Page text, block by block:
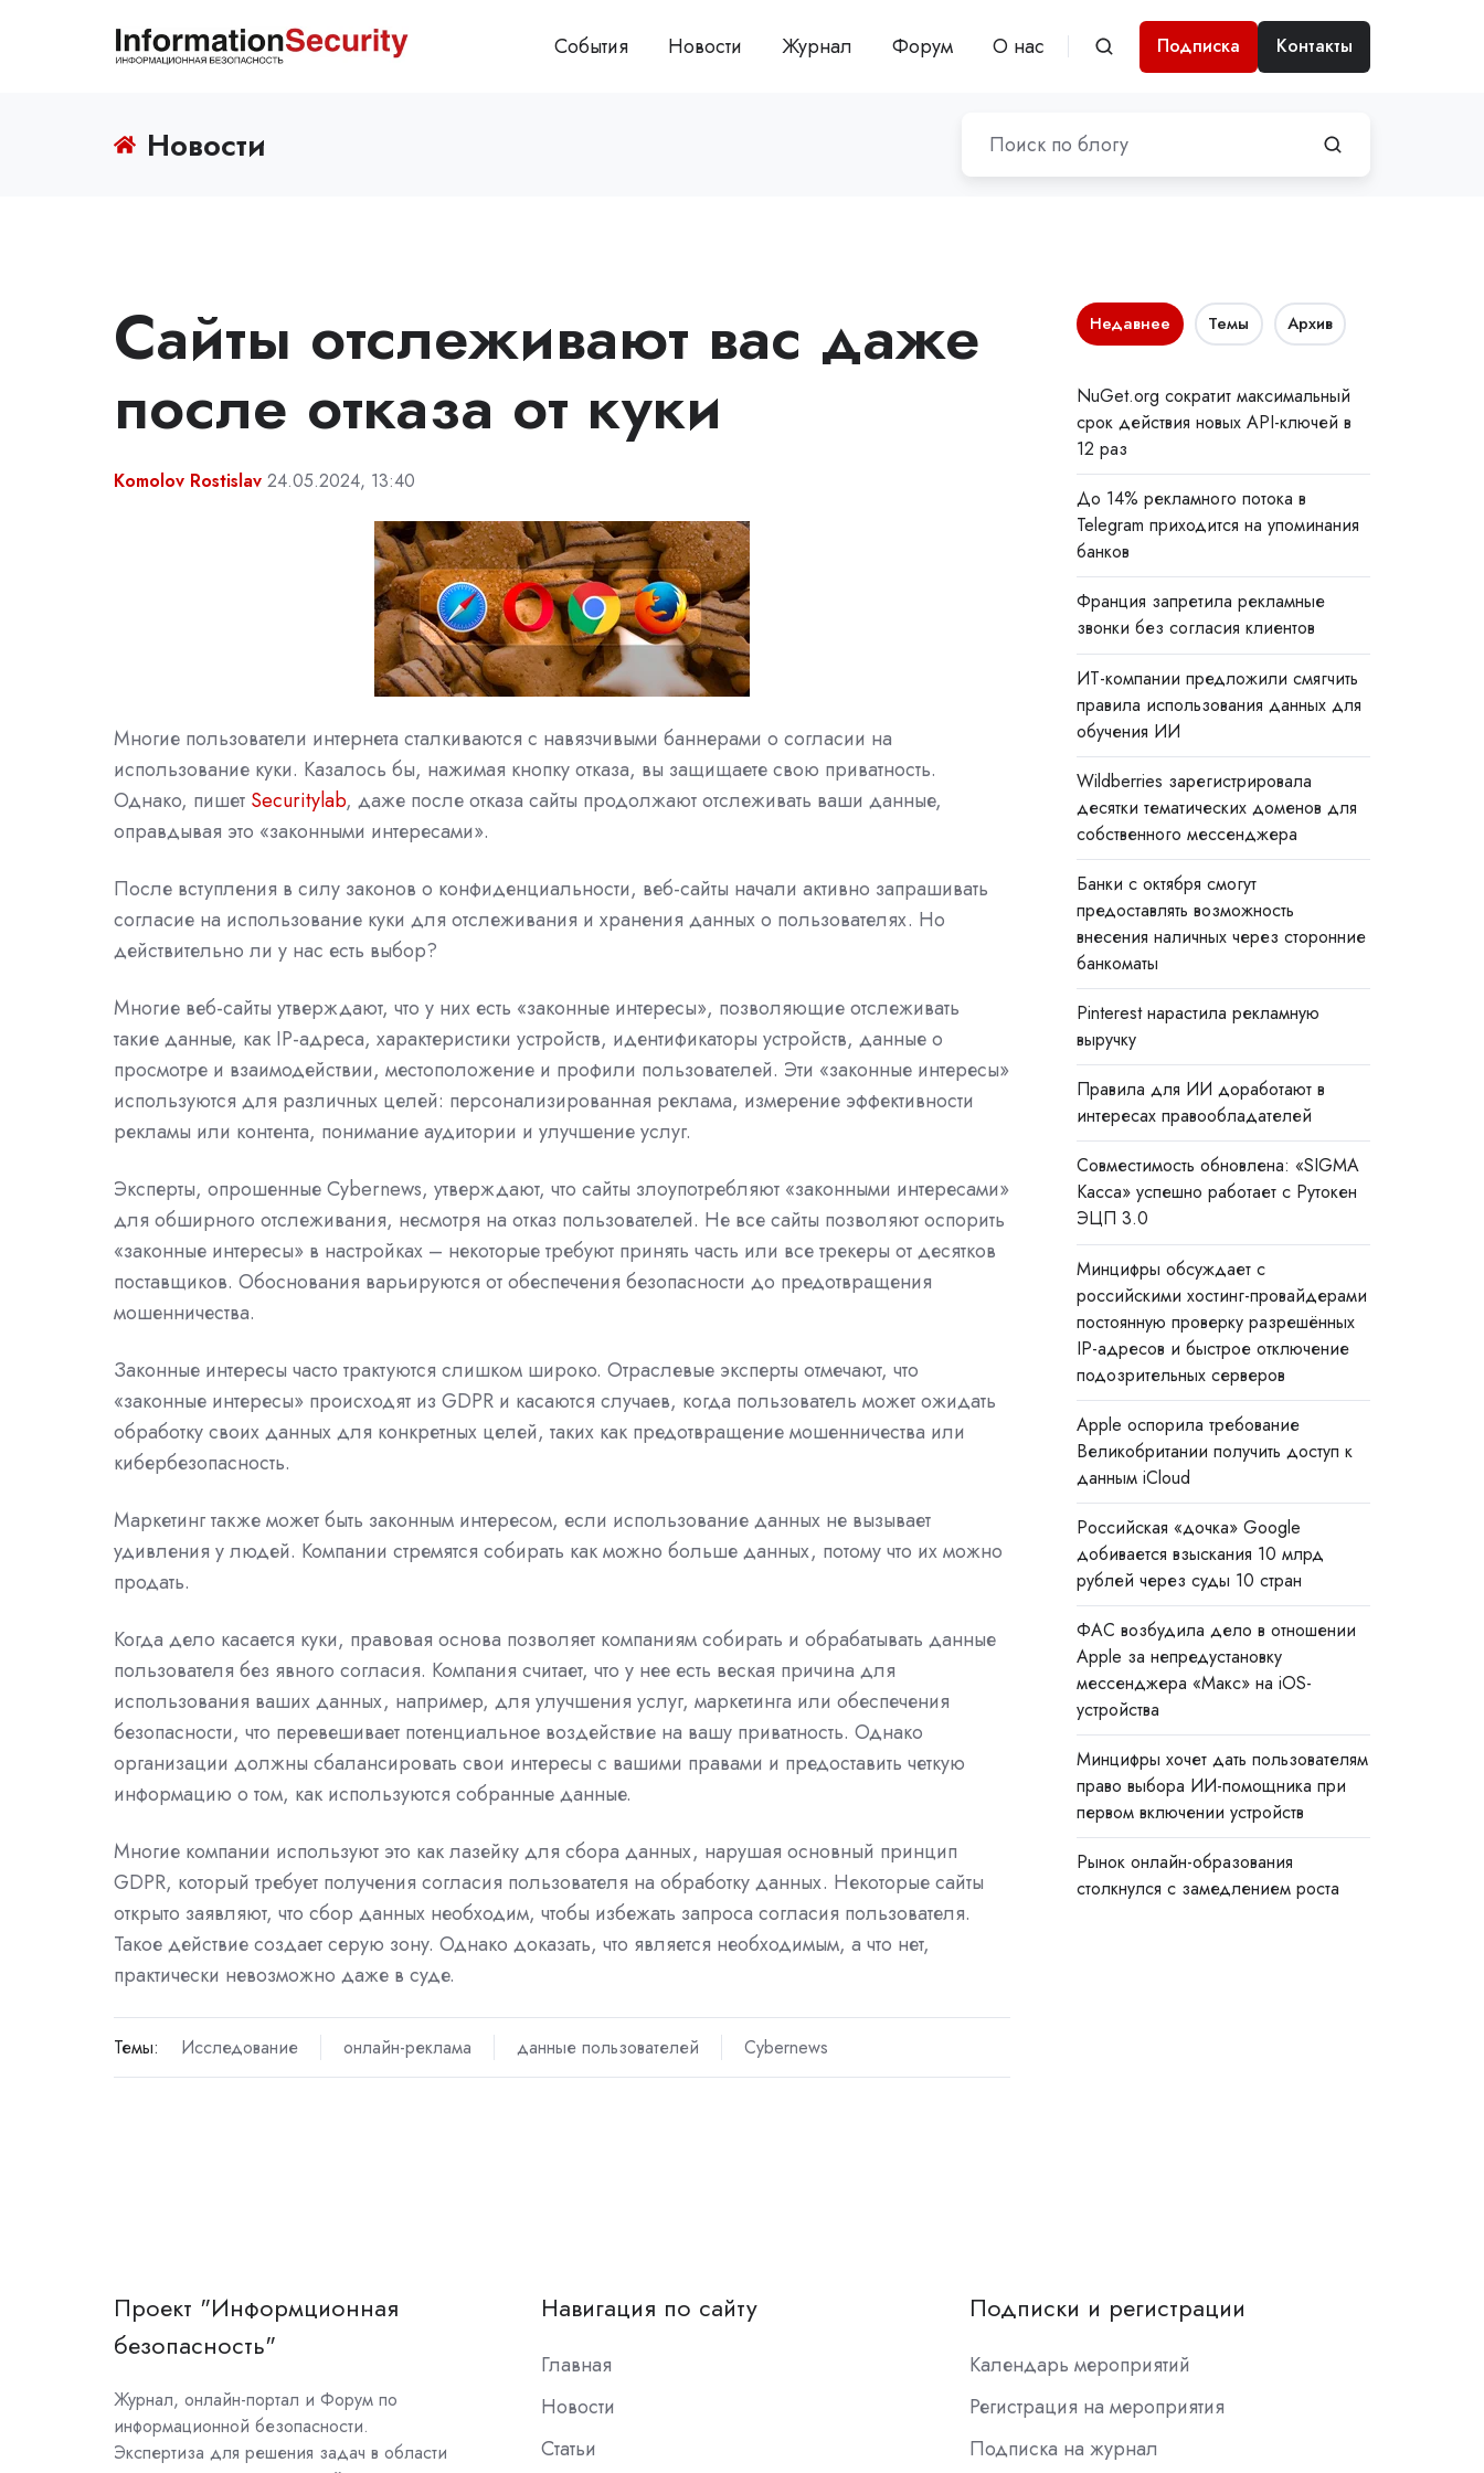
События Новости Журнал Форум О нас Подписка Контакты
Новости
Сайты отслеживают вас даже
после отказа от куки
Komolov Rostislav 24.05.2024, 13:40
Многие пользователи интернета сталкиваются с навязчивыми баннерами о согласии на
использование куки. Казалось бы, нажимая кнопку отказа, вы защищаете свою приватность.
Однако, пишет Securitylab, даже после отказа сайты продолжают отслеживать ваши данные,
оправдывая это «законными интересами».
После вступления в силу законов о конфиденциальности, веб-сайты начали активно запрашивать
согласие на использование куки для отслеживания и хранения данных о пользователях. Но
действительно ли у нас есть выбор?
Многие веб-сайты утверждают, что у них есть «законные интересы», позволяющие отслеживать
такие данные, как IP-адреса, характеристики устройств, идентификаторы устройств, данные о
просмотре и взаимодействии, местоположение и профили пользователей. Эти «законные интересы»
используются для различных целей: персонализированная реклама, измерение эффективности
рекламы или контента, понимание аудитории и улучшение услуг.
Эксперты, опрошенныеCybernews, утверждают, что сайты злоупотребляют «законными интересами»
для обширного отслеживания, несмотря на отказ пользователей. Не все сайты позволяют оспорить
«законные интересы» в настройках – некоторые требуют принять часть или все трекеры от десятков
поставщиков. Обоснования варьируются от обеспечения безопасности до предотвращения
мошенничества.
Законные интересы часто трактуются слишком широко. Отраслевые эксперты отмечают, что
«законные интересы» происходят из GDPR и касаются случаев, когда пользователь может ожидать
обработку своих данных для конкретных целей, таких как предотвращение мошенничества или
кибербезопасность.
Маркетинг также может быть законным интересом, если использование данных не вызывает
удивления у людей. Компании стремятся собирать как можно больше данных, потому что их можно
продать.
Когда дело касается куки, правовая основа позволяет компаниям собирать и обрабатывать данные
пользователя без явного согласия. Компания считает, что у нее есть веская причина для
использования ваших данных, например, для улучшения услуг, маркетинга или обеспечения
безопасности, что перевешивает потенциальное воздействие на вашу приватность. Однако
организации должны сбалансировать свои интересы с вашими правами и предоставить четкую
информацию о том, как используются собранные данные.
Многие компании используют это как лазейку для сбора данных, нарушая основный принцип
GDPR, который требует получения согласия пользователя на обработку данных. Некоторые сайты
открыто заявляют, что сбор данных необходим, чтобы избежать запроса согласия пользователя.
Такое действие создает серую зону. Однако доказать, что является необходимым, а что нет,
практически невозможно даже в суде.
Темы: Исследование онлайн-реклама данные пользователей Cybernews
Недавнее Темы Архив
NuGet.org сократит максимальный
срок действия новых API-ключей в
12 раз
До 14% рекламного потока в
Telegram приходится на упоминания
банков
Франция запретила рекламные
звонки без согласия клиентов
ИТ-компании предложили смягчить
правила использования данных для
обучения ИИ
Wildberries зарегистрировала
десятки тематических доменов для
собственного мессенджера
Банки с октября смогут
предоставлять возможность
внесения наличных через сторонние
банкоматы
Pinterest нарастила рекламную
выручку
Правила для ИИ доработают в
интересах правообладателей
Совместимость обновлена: «SIGMA
Касса» успешно работает с Рутокен
ЭЦП 3.0
Минцифры обсуждает с
российскими хостинг-провайдерами
постоянную проверку разрешённых
IP-адресов и быстрое отключение
подозрительных серверов
Apple оспорила требование
Великобритании получить доступ к
данным iCloud
Российская «дочка» Google
добивается взыскания 10 млрд
рублей через суды 10 стран
ФАС возбудила дело в отношении
Apple за непредустановку
мессенджера «Макс» на iOS-
устройства
Минцифры хочет дать пользователям
право выбора ИИ-помощника при
первом включении устройств
Рынок онлайн-образования
столкнулся с замедлением роста
Проект "Информционная
безопасность"
Журнал, онлайн-портал и Форум по
информационной безопасности.
Экспертиза для решения задач в области
Навигация по сайту
Главная
Новости
Статьи
Подписки и регистрации
Календарь мероприятий
Регистрация на мероприятия
Подписка на журнал